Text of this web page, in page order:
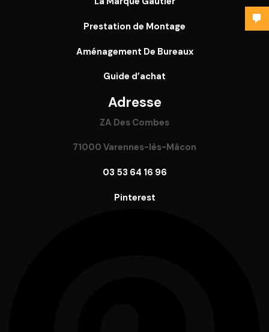
Prestation de Montage
Aménagement De Bureaux
Guide d’achat
Adresse
ZA Des Combes
71000 Varennes-lès-Mâcon
03 53 64 16 96
Pinterest